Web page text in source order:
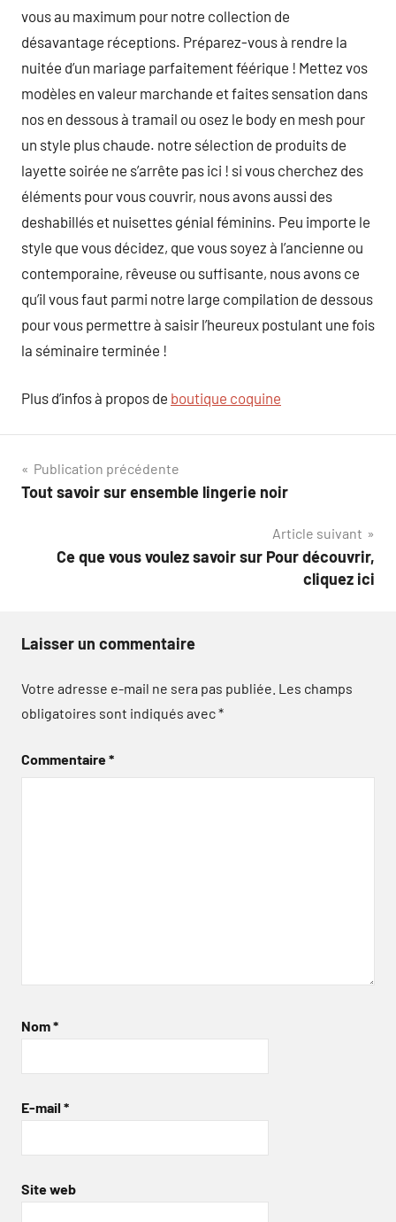
vous au maximum pour notre collection de
désavantage réceptions. Préparez-vous à rendre la
nuitée d’un mariage parfaitement féérique ! Mettez vos
modèles en valeur marchande et faites sensation dans
nos en dessous à tramail ou osez le body en mesh pour
un style plus chaude. notre sélection de produits de
layette soirée ne s’arrête pas ici ! si vous cherchez des
éléments pour vous couvrir, nous avons aussi des
deshabillés et nuisettes génial féminins. Peu importe le
style que vous décidez, que vous soyez à l’ancienne ou
contemporaine, rêveuse ou suffisante, nous avons ce
qu’il vous faut parmi notre large compilation de dessous
pour vous permettre à saisir l’heureux postulant une fois
la séminaire terminée !
Plus d’infos à propos de boutique coquine
Navigation
de
Publication précédente
Tout savoir sur ensemble lingerie noir
Article suivant
Ce que vous voulez savoir sur Pour découvrir,
cliquez ici
Laisser un commentaire
Votre adresse e-mail ne sera pas publiée. Les champs
obligatoires sont indiqués avec*
Commentaire*
Nom*
E-mail *
Site web